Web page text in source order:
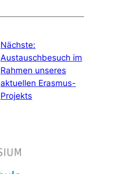
Nächste:
Austauschbesuch im
Rahmen unseres
aktuellen Erasmus-
Projekts